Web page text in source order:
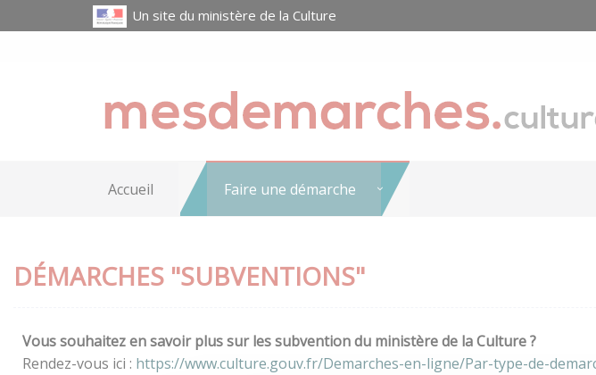
Un site du ministère de la Culture
Accueil Faire une démarche
DÉMARCHES "SUBVENTIONS"
Vous souhaitez en savoir plus sur les subvention du ministère de la Culture ?
Rendez-vous ici : https://www.culture.gouv.fr/Demarches-en-ligne/Par-type-de-